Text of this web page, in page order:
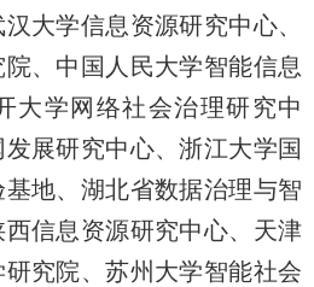
大学信息资源研究中心、
、中国人民大学智能信息
大学网络社会治理研究中
展研究中心、浙江大学国
地、湖北省数据治理与智
信息资源研究中心、天津
究院、苏州大学智能社会